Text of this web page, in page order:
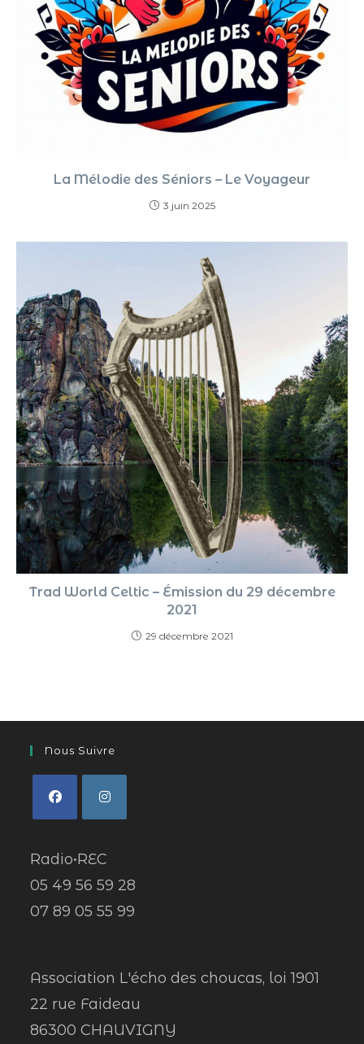
La Mélodie des Séniors – Le Voyageur
3 juin 2025
Trad World Celtic – Émission du 29 décembre
2021
29 décembre 2021
Nous Suivre
Radio•REC
05 49 56 59 28
07 89 05 55 99
Association L'écho des choucas, loi 1901
22 rue Faideau
86300 CHAUVIGNY